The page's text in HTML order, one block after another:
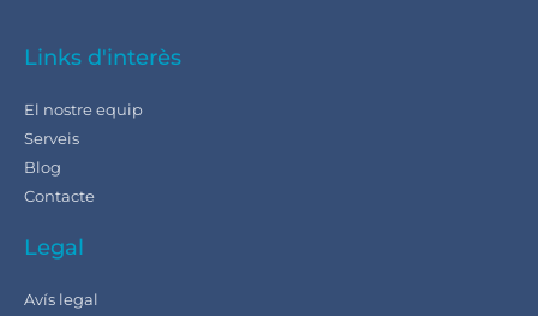
Links d'interès
El nostre equip
Serveis
Blog
Contacte
Legal
Avís legal